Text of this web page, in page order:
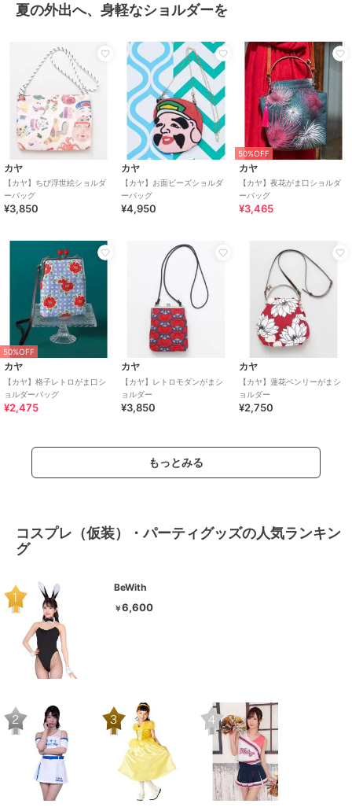
夏の外出へ、身軽なショルダーを
カヤ
【カヤ】ちび浮世絵ショルダ
ーバッグ
¥3,850
カヤ
【カヤ】お面ビーズショルダ
ーバッグ
¥4,950
50%OFF
カヤ
【カヤ】夜花がま口ショルダ
ーバッグ
¥3,465
50%OFF
カヤ
【カヤ】格子レトロがま口シ
ョルダーバッグ
¥2,475
カヤ
【カヤ】レトロモダンがまシ
ョルダー
¥3,850
カヤ
【カヤ】蓮花ベンリーがまシ
ョルダー
¥2,750
もっとみる
コスプレ（仮装）・パーティグッズの人気ランキン
グ
BeWith
￥6,600